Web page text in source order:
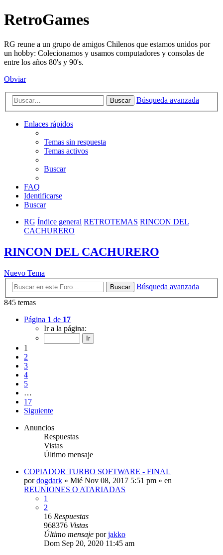
RetroGames
RG reune a un grupo de amigos Chilenos que estamos unidos por
un hobby: Colecionamos y usamos computadores y consolas de
entre los años 80's y 90's.
Obviar
Buscar Búsqueda avanzada
Enlaces rápidos
Temas sin respuesta
Temas activos
Buscar
FAQ
Identificarse
Buscar
RG Índice general RETROTEMAS RINCON DEL
CACHURERO
RINCON DEL CACHURERO
Nuevo Tema
Buscar
Búsqueda avanzada
845 temas
Página 1 de 17
Ir a la página:
1
2
3
4
5
…
17
Siguiente
Anuncios
Respuestas
Vistas
Último mensaje
COPIADOR TURBO SOFTWARE - FINAL
pordogdark » Mié Nov 08, 2017 5:51 pm » en
REUNIONES O ATARIADAS
1
2
16 Respuestas
968376 Vistas
Último mensaje porjakko
Dom Sep 20, 2020 11:45 am